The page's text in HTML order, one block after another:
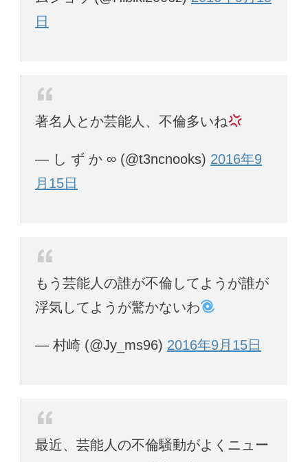
日
著名人とか芸能人、不倫多いね
— ‍し ‍ず ‍か ∞ (@t3ncnooks) 2016年9
月15日
もう芸能人の誰が不倫してようが誰が
浮気してようが驚かないわ
— 村崎 (@Jy_ms96) 2016年9月15日
最近、芸能人の不倫騒動がよくニュー